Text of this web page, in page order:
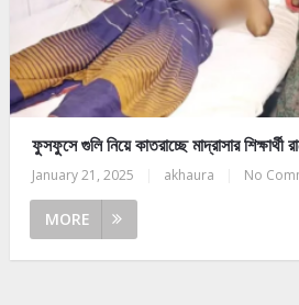
ফুসফুসে গুলি নিয়ে কাতরাচ্ছে মাদ্রাসার শিক্ষার্থী
January 21, 2025 akhaura No
MORE